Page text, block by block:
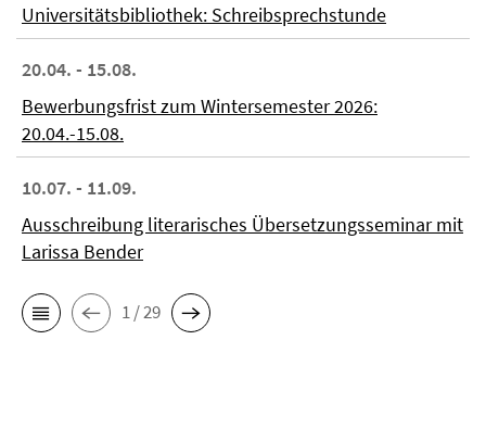
Universitätsbibliothek: Schreibsprechstunde
20.04. - 15.08.
Bewerbungsfrist zum Wintersemester 2026:
20.04.-15.08.
10.07. - 11.09.
Ausschreibung literarisches Übersetzungsseminar mit
Larissa Bender
1 / 29